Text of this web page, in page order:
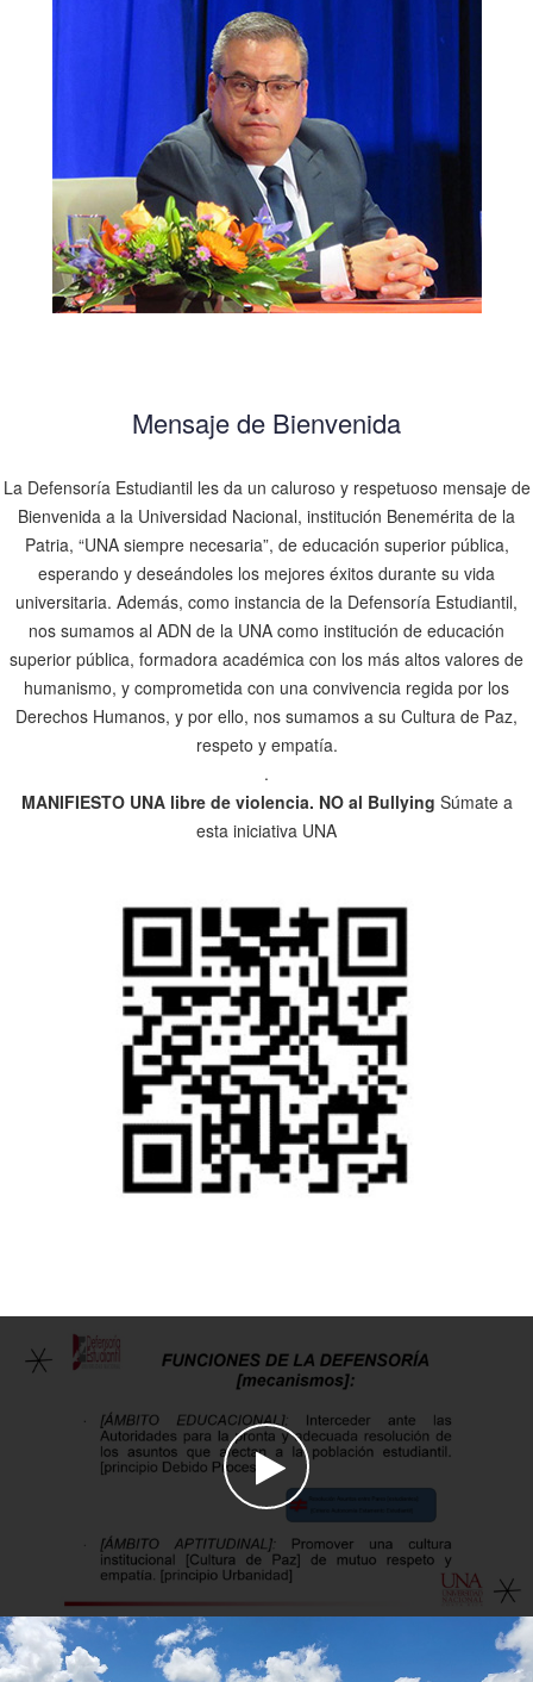
Mensaje de Bienvenida
La Defensoría Estudiantil les da un caluroso y respetuoso mensaje de
Bienvenida a la Universidad Nacional, institución Benemérita de la
Patria, “UNA siempre necesaria”, de educación superior pública,
esperando y deseándoles los mejores éxitos durante su vida
universitaria. Además, como instancia de la Defensoría Estudiantil,
nos sumamos al ADN de la UNA como institución de educación
superior pública, formadora académica con los más altos valores de
humanismo, y comprometida con una convivencia regida por los
Derechos Humanos, y por ello, nos sumamos a su Cultura de Paz,
respeto y empatía.
.
MANIFIESTO UNA libre de violencia. NO al Bullying Súmate a
esta iniciativa UNA
Watch the video